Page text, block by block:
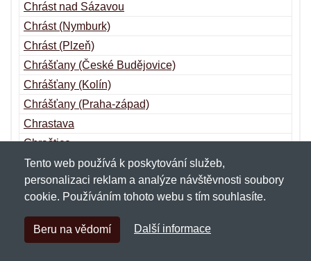
Chrást nad Sázavou
Chrást (Nymburk)
Chrást (Plzeň)
Chrášťany (České Budějovice)
Chrášťany (Kolín)
Chrášťany (Praha-západ)
Chrastava
Chraštice
Chřibská
Chříč
Chroboly
Chropyně
Chroustovice
Tento web používá k poskytování služeb,
personalizaci reklam a analýze návštěvnosti soubory
cookie. Používáním tohoto webu s tím souhlasíte.
Beru na vědomí Další informace